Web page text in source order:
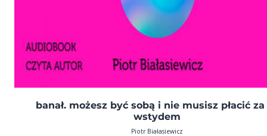
banał. możesz być sobą i nie musisz płacić
wstydem
Piotr Białasiewicz